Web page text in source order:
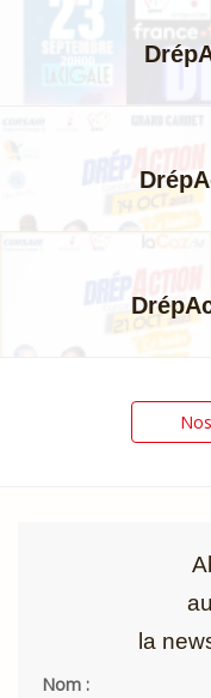
la
Nom :